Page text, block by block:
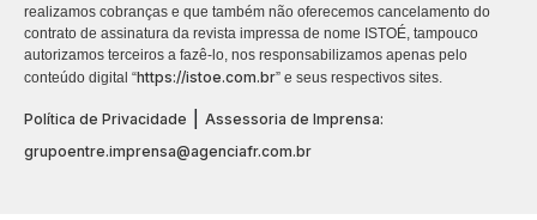
realizamos cobranças e que também não oferecemos cancelamento do
contrato de assinatura da revista impressa de nome ISTOÉ, tampouco
autorizamos terceiros a fazê-lo, nos responsabilizamos apenas pelo
conteúdo digital “https://istoe.com.br” e seus respectivos sites.
Política de Privacidade
Assessoria de Imprensa:
grupoentre.imprensa@agenciafr.com.br